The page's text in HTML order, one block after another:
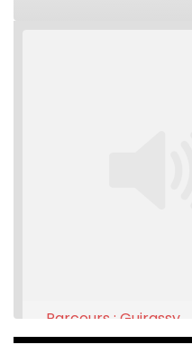
Parcours : Guirassy
Feb 16, 2021 • 28:08